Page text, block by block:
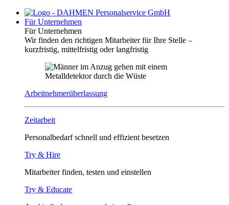
Für Unternehmen
Für Unternehmen
Wir finden den richtigen Mitarbeiter für Ihre Stelle –
kurzfristig, mittelfristig oder langfristig
Arbeitnehmerüberlassung
Zeitarbeit
Personalbedarf schnell und effizient besetzen
Try & Hire
Mitarbeiter finden, testen und einstellen
Try & Educate